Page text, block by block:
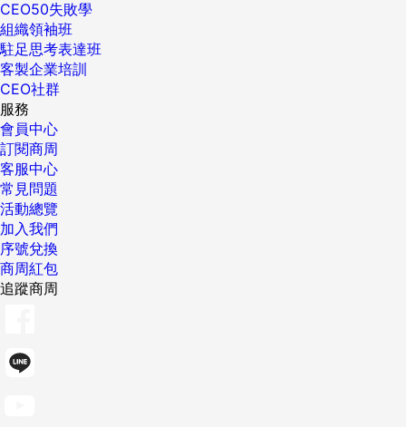
CEO50失敗學
組織領袖班
駐足思考表達班
客製企業培訓
CEO社群
服務
會員中心
訂閱商周
客服中心
常見問題
活動總覽
加入我們
序號兌換
商周紅包
追蹤商周